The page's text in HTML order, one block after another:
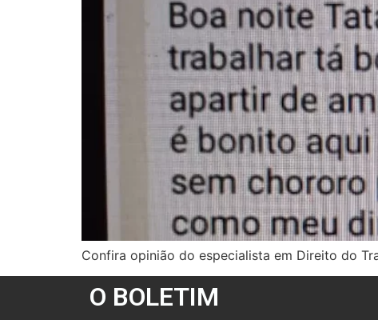
Confira opinião do especialista em Direito do
O BOLETIM